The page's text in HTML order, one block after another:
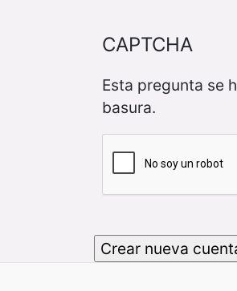
CAPTCHA
Esta pregunta se
basura.